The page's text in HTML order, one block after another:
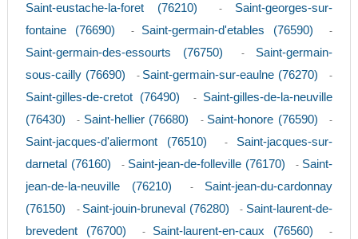
Saint-eustache-la-foret (76210) - Saint-georges-sur-
fontaine (76690)
- Saint-germain-d'etables (76590) -
Saint-germain-des-essourts (76750) - Saint-germain-
sous-cailly (76690)
- Saint-germain-sur-eaulne (76270) -
Saint-gilles-de-cretot (76490) - Saint-gilles-de-la-neuville
(76430)
- Saint-hellier (76680) - Saint-honore (76590) -
Saint-jacques-d'aliermont (76510) - Saint-jacques-sur-
darnetal (76160)
- Saint-jean-de-folleville (76170) - Saint-
jean-de-la-neuville (76210)
- Saint-jean-du-cardonnay
(76150)
- Saint-jouin-bruneval (76280) - Saint-laurent-de-
brevedent (76700)
- Saint-laurent-en-caux (76560) -